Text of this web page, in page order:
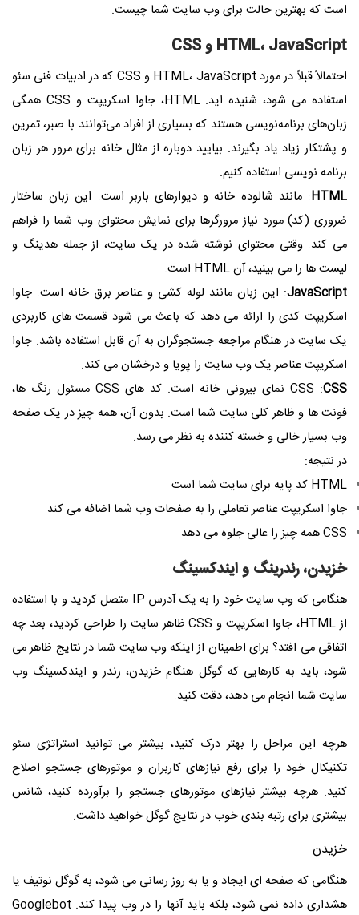
است که بهترین حالت برای وب سایت شما چیست.
HTML، JavaScript و CSS
احتمالاً قبلاً در مورد HTML، JavaScript و CSS که در ادبیات فنی سئو
استفاده می شود، شنیده اید. HTML، جاوا اسکریپت و CSS همگی
زبان‌های برنامه‌نویسی هستند که بسیاری از افراد می‌توانند با صبر، تمرین
و پشتکار زیاد یاد بگیرند. بیایید دوباره از مثال خانه برای مرور هر زبان
برنامه نویسی استفاده کنیم.
HTML: مانند شالوده خانه و دیوارهای باربر است. این زبان ساختار
ضروری (کد) مورد نیاز مرورگرها برای نمایش محتوای وب شما را فراهم
می کند. وقتی محتوای نوشته شده در یک سایت، از جمله هدینگ و
لیست ها را می بینید، آن HTML است.
JavaScript: این زبان مانند لوله کشی و عناصر برق خانه است. جاوا
اسکریپت کدی را ارائه می دهد که باعث می شود قسمت های کاربردی
یک سایت در هنگام مراجعه جستجوگران به آن قابل استفاده باشد. جاوا
اسکریپت عناصر یک وب سایت را پویا و درخشان می کند.
CSS :CSS
نمای بیرونی خانه است. کد های CSS مسئول رنگ ها،
فونت ها و ظاهر کلی سایت شما است. بدون آن، همه چیز در یک صفحه
وب بسیار خالی و خسته کننده به نظر می رسد.
در نتیجه:
HTML کد پایه برای سایت شما است
جاوا اسکریپت عناصر تعاملی را به صفحات وب شما اضافه می کند
CSS همه چیز را عالی جلوه می دهد
خزیدن، رندرینگ و ایندکسینگ
هنگامی که وب سایت خود را به یک آدرس IP متصل کردید و با استفاده
از HTML، جاوا اسکریپت و CSS ظاهر سایت را طراحی کردید، بعد چه
اتفاقی می افتد؟ برای اطمینان از اینکه وب سایت شما در نتایج ظاهر می
شود، باید به کارهایی که گوگل هنگام خزیدن، رندر و ایندکسینگ وب
سایت شما انجام می دهد، دقت کنید.
هرچه این مراحل را بهتر درک کنید، بیشتر می توانید استراتژی سئو
تکنیکال خود را برای رفع نیازهای کاربران و موتورهای جستجو اصلاح
کنید. هرچه بیشتر نیازهای موتورهای جستجو را برآورده کنید، شانس
بیشتری برای رتبه بندی خوب در نتایج گوگل خواهید داشت.
خزیدن
هنگامی که صفحه ای ایجاد و یا به روز رسانی می شود، به گوگل نوتیف یا
هشداری داده نمی شود، بلکه باید آنها را در وب پیدا کند. Googlebot